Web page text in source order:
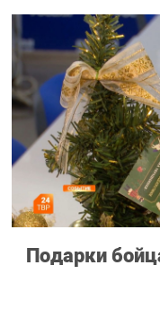
Подарки